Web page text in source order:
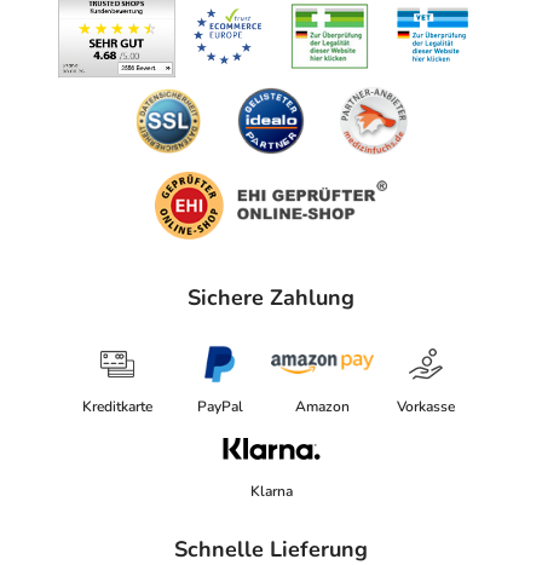
Sichere Zahlung
Kreditkarte PayPal Amazon Vorkasse
Klarna
Schnelle Lieferung